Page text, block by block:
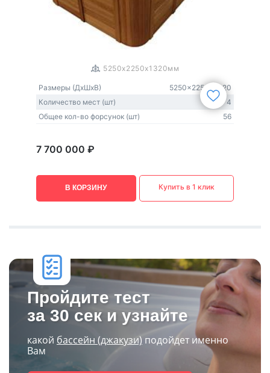
5250x2250x1320мм
Размеры (ДxШxВ)
5250x2250x1320
Количество мест (шт)
4
Общее кол-во форсунок (шт)
56
7 700 000 ₽
В КОРЗИНУ Купить в 1 клик
Пройдите тест
за 30 сек и узнайте
какой бассейн (джакузи) подойдет именно
Вам